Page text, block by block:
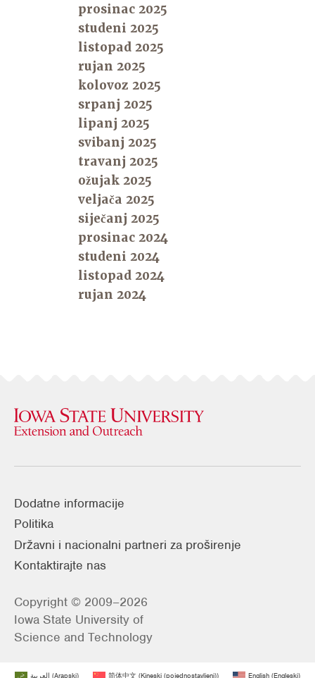
prosinac 2025
studeni 2025
listopad 2025
rujan 2025
kolovoz 2025
srpanj 2025
lipanj 2025
svibanj 2025
travanj 2025
ožujak 2025
veljača 2025
siječanj 2025
prosinac 2024
studeni 2024
listopad 2024
rujan 2024
Dodatne informacije
Politika
Državni i nacionalni partneri za proširenje
Kontaktirajte nas
Copyright © 2009–2026
Iowa State University of
Science and Technology
العربية (Arapski) 简体中文 (Kineski (pojednostavljeni)) English (Engleski)